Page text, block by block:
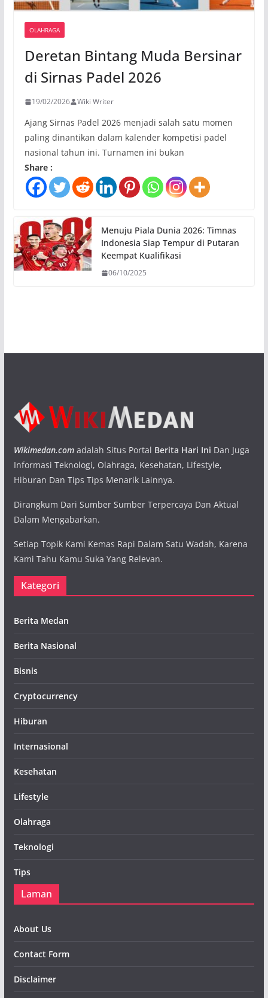
OLAHRAGA
Deretan Bintang Muda Bersinar
di Sirnas Padel 2026
19/02/2026 Wiki Writer
Ajang Sirnas Padel 2026 menjadi salah satu momen
paling dinantikan dalam kalender kompetisi padel
nasional tahun ini. Turnamen ini bukan
Share :
Menuju Piala Dunia 2026: Timnas
Indonesia Siap Tempur di Putaran
Keempat Kualifikasi
06/10/2025
Wikimedan.comadalah Situs Portal Berita Hari Ini Dan Juga
Informasi Teknologi, Olahraga, Kesehatan, Lifestyle,
Hiburan Dan Tips Tips Menarik Lainnya.
Dirangkum Dari Sumber Sumber Terpercaya Dan Aktual
Dalam Mengabarkan.
Setiap Topik Kami Kemas Rapi Dalam Satu Wadah, Karena
Kami Tahu Kamu Suka Yang Relevan.
Kategori
Berita Medan
Berita Nasional
Bisnis
Cryptocurrency
Hiburan
Internasional
Kesehatan
Lifestyle
Olahraga
Teknologi
Tips
Laman
About Us
Contact Form
Disclaimer